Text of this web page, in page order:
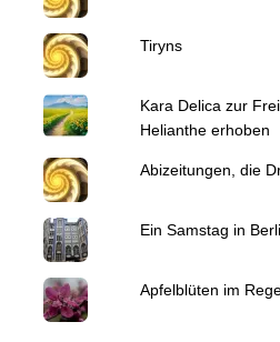
Tiryns
Kara Delica zur
Helianthe erhoben
Abizeitungen, die
Ein Samstag in
Apfelblüten im